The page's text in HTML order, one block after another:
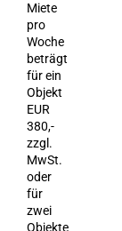
Miete
pro
Woche
beträgt
für ein
Objekt
EUR
380,-
zzgl.
MwSt.
oder
für
zwei
Objekte